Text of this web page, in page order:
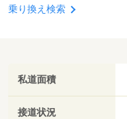
乗り換え検索
私道面積
接道状況